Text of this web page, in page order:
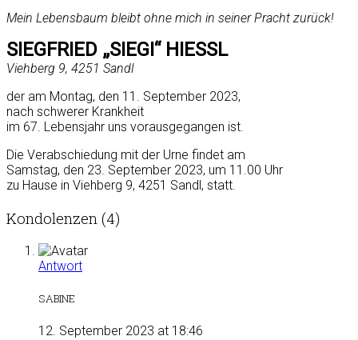
Mein Lebensbaum bleibt ohne mich in seiner Pracht zurück!
SIEGFRIED „SIEGI“ HIESSL
Viehberg 9, 4251 Sandl
der am Montag, den 11. September 2023,
nach schwerer Krankheit
im 67. Lebensjahr uns vorausgegangen ist.
Die Verabschiedung mit der Urne findet am
Samstag, den 23. September 2023, um 11.00 Uhr
zu Hause in Viehberg 9, 4251 Sandl, statt.
Kondolenzen (4)
Antwort
SABINE
12. September 2023 at 18:46